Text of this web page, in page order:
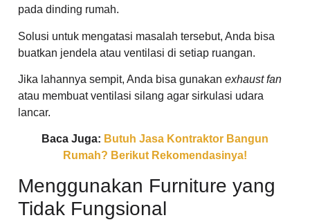
pada dinding rumah.
Solusi untuk mengatasi masalah tersebut, Anda bisa
buatkan jendela atau ventilasi di setiap ruangan.
Jika lahannya sempit, Anda bisa gunakan exhaust fan
atau membuat ventilasi silang agar sirkulasi udara
lancar.
Baca Juga: Butuh Jasa Kontraktor Bangun
Rumah? Berikut Rekomendasinya!
Menggunakan Furniture yang
Tidak Fungsional